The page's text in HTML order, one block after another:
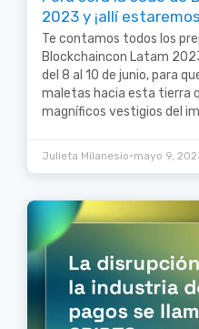
2023 y ¡allí
Te contamos todos los
Blockchaincon Latam
del 8 al 10 de junio, para
maletas hacia esta tierra
magníficos vestigios del
Julieta Milanesio•mayo 9,